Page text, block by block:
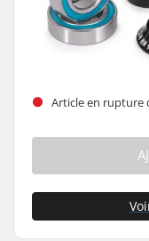
Article en rupture